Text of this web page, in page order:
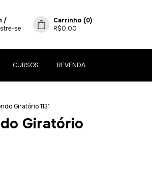
/
se
Carrinho (0)
R$0,00
CURSOS REVENDA
Giratório 1131
Giratório